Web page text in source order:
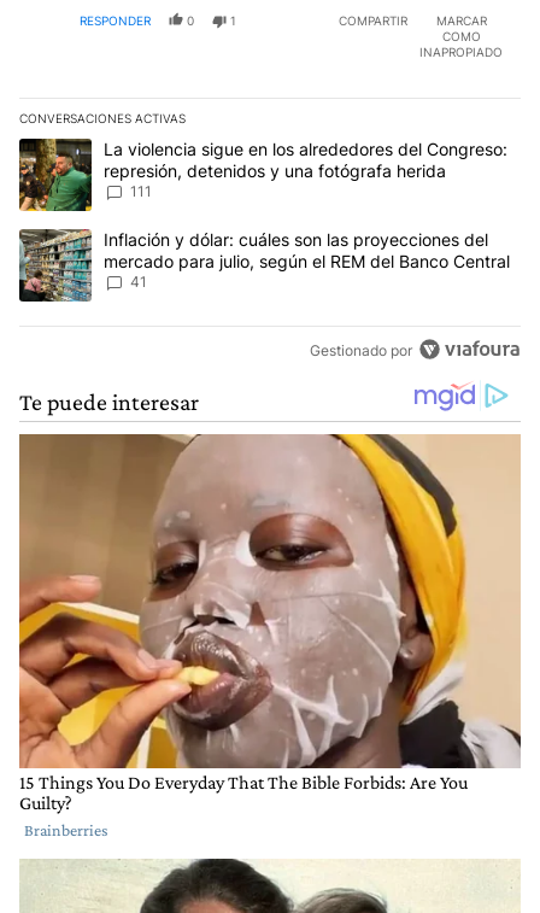
RESPONDER 0 1 COMPARTIR
MARCAR
COMO
INAPROPIADO
CONVERSACIONES ACTIVAS
Este listado muestra los artículos con más comentarios en los
Un artículo de tendencia con el título "La violencia sigue en los
La violencia sigue en los alrededores del Congreso:
represión, detenidos y una fotógrafa herida
111
Un artículo de tendencia con el título "Inflación y dólar: cuáles
Inflación y dólar: cuáles son las proyecciones del
mercado para julio, según el REM del Banco Central
41
Gestionado por